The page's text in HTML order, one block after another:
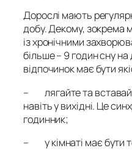
Дорослі мають
добу. Декому,
із хронічними
більше – 9 годин сну
відпочинок має бути
– лягайте та
навіть у вихідні. Це
годинник;
– у кімнаті має бути